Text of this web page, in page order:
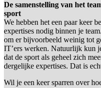
De samenstelling van het
sport
We hebben het een paar keer
expertises nodig binnen je
om er bijvoorbeeld weinig tot
IT’ers werken. Natuurlijk kun
dat de sport als geheel zich
dergelijke expertises. Dat is
Wil je een keer sparren over